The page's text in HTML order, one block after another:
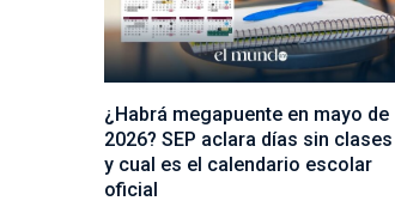
¿Habrá megapuente en mayo de
2026? SEP aclara días sin clases
y cual es el calendario escolar
oficial